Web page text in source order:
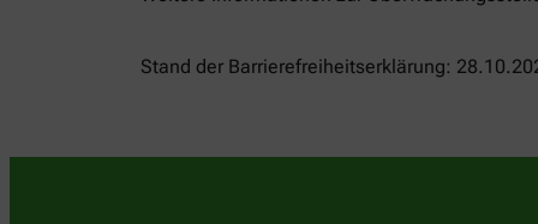
Stand der Barrierefreiheitserklärung: